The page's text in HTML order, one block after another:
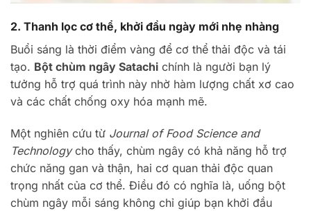
2. Thanh lọc cơ thể, khởi đầu ngày mới nhẹ nhàng
Buổi sáng là thời điểm vàng để cơ thể thải độc và tái
tạo. Bột chùm ngây Satachi chính là người bạn lý
tưởng hỗ trợ quá trình này nhờ hàm lượng chất xơ cao
và các chất chống oxy hóa mạnh mẽ.
Một nghiên cứu từ Journal of Food Science and
Technologycho thấy, chùm ngây có khả năng hỗ trợ
chức năng gan và thận, hai cơ quan thải độc quan
trọng nhất của cơ thể. Điều đó có nghĩa là, uống bột
chùm ngây mỗi sáng không chỉ giúp bạn khởi đầu